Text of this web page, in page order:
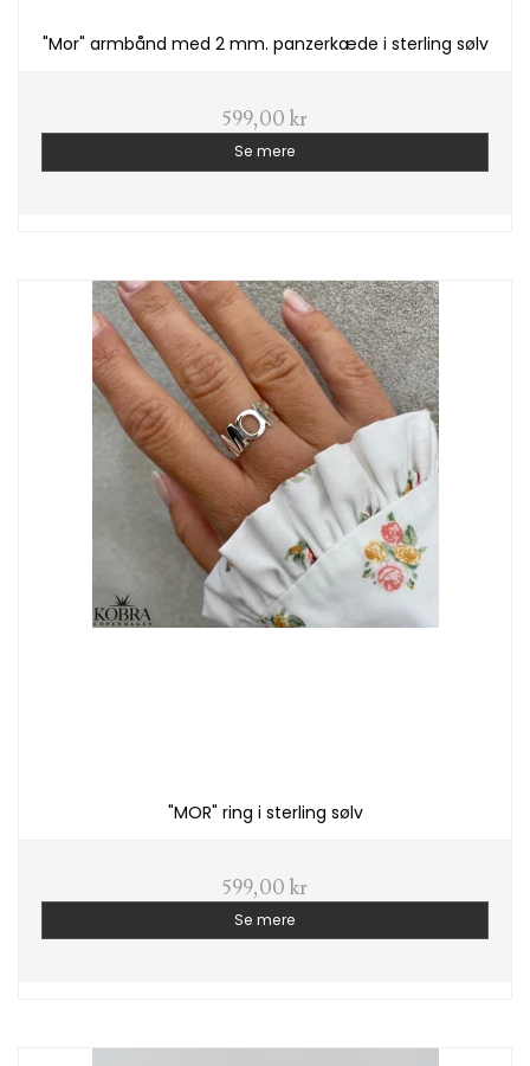
"Mor" armbånd med 2 mm. panzerkæde i sterling sølv
599,00 kr
Se mere
"MOR" ring i sterling sølv
599,00 kr
Se mere